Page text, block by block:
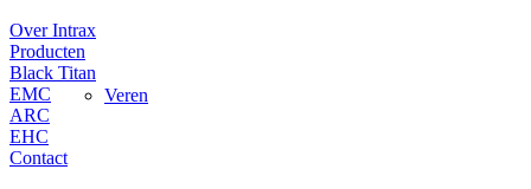
Veren
Over Intrax
Producten
Black Titan
EMC
ARC
EHC
Contact